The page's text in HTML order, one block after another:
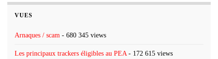
VUES
Arnaques / scam - 680 345 views
Les principaux trackers éligibles au PEA - 172 615 views